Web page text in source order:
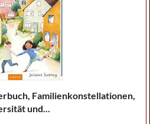
Familienkonstellationen,
und...